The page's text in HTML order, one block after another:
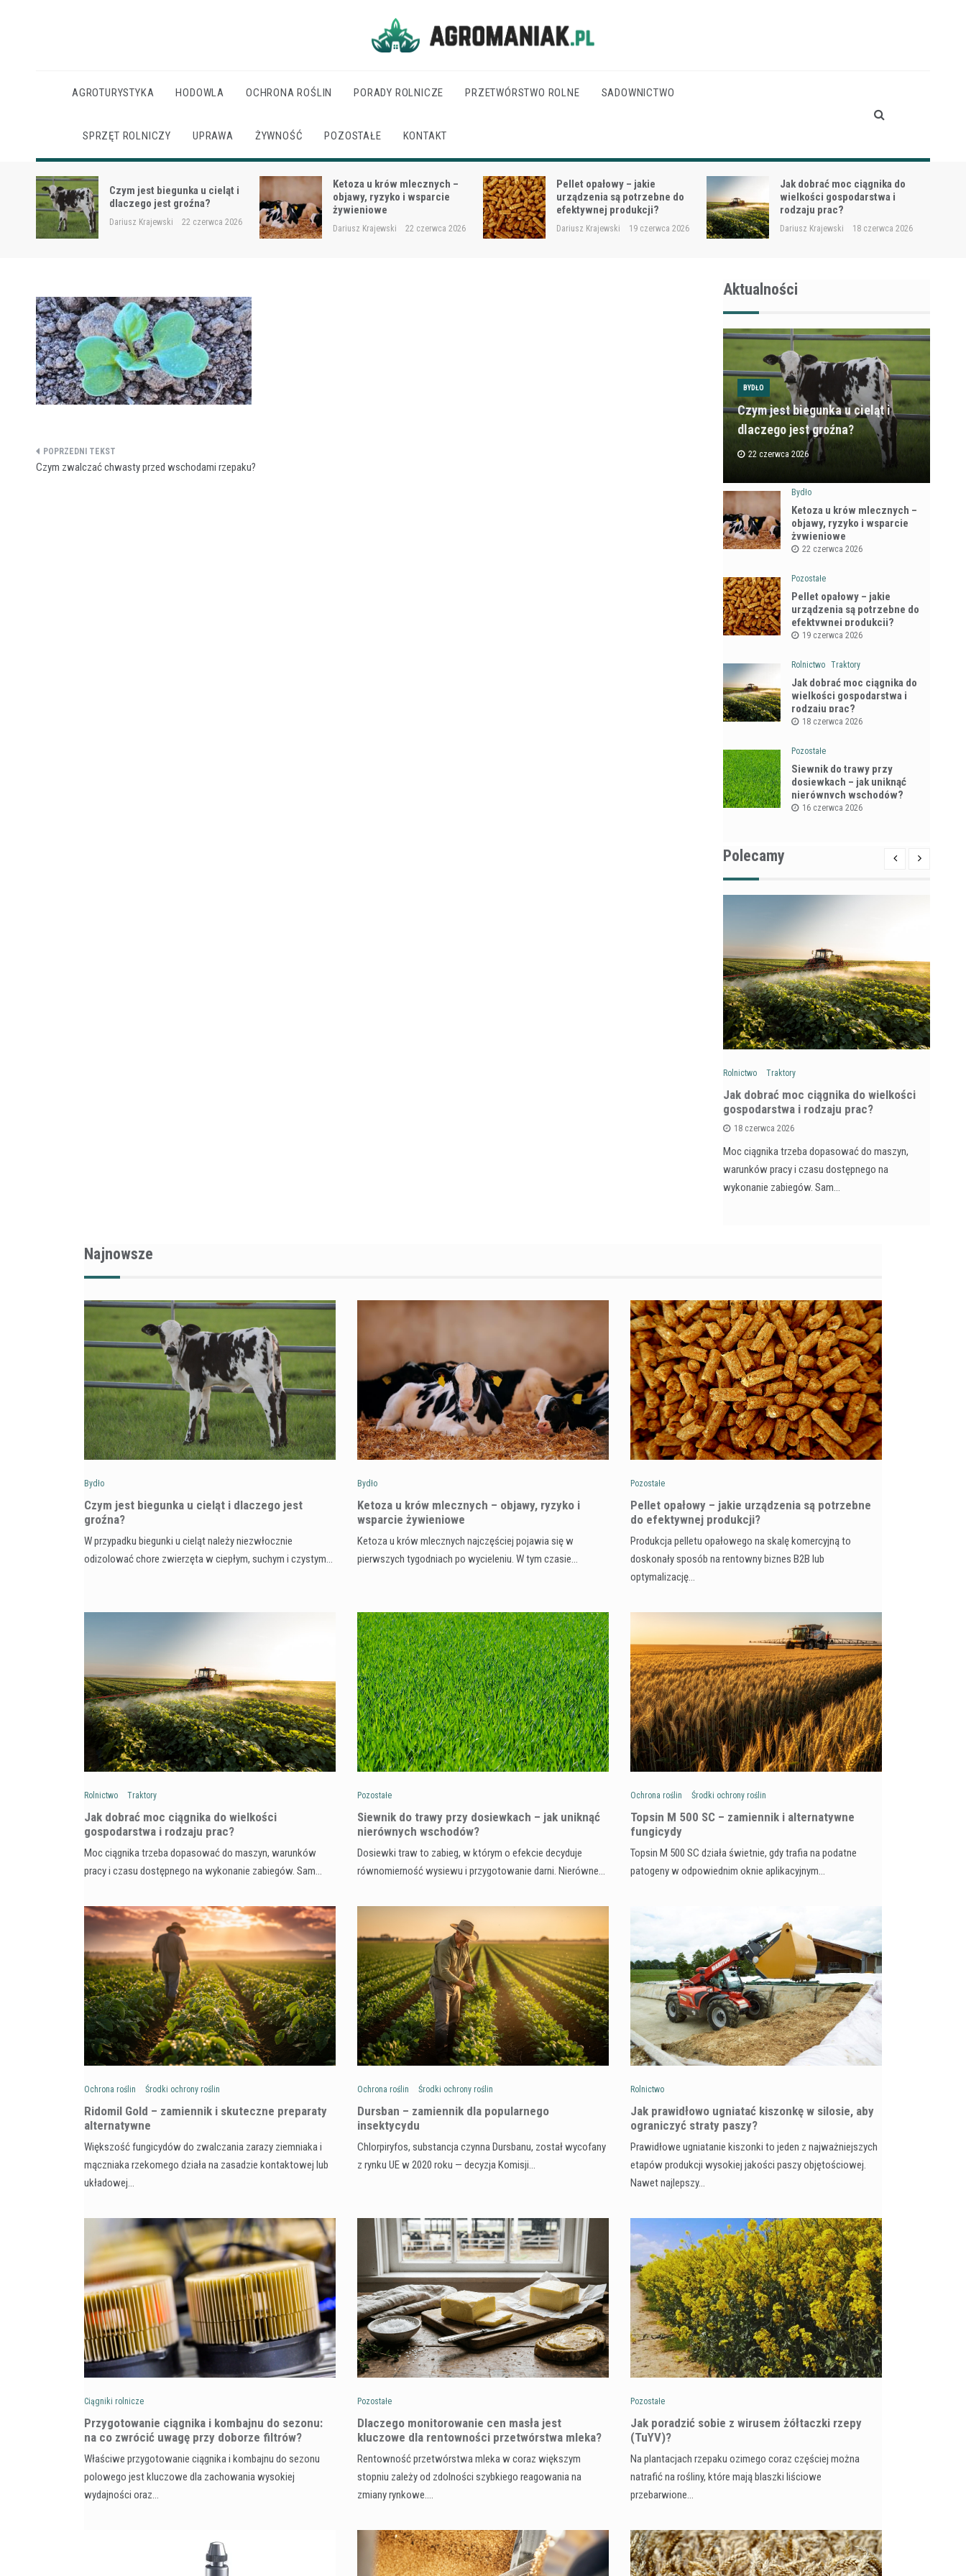
AGROTURYSTYKA HODOWLA OCHRONA ROŚLIN PORADY ROLNICZE PRZETWÓRSTWO ROLNE SADOWNICTWO
SPRZĘT ROLNICZY UPRAWA ŻYWNOŚĆ POZOSTAŁE KONTAKT
Ketoza u krów mlecznych –
objawy, ryzyko i wsparcie
żywieniowe
Dariusz Krajewski
Pellet opałowy – jakie
urządzenia są potrzebne do
efektywnej produkcji?
Dariusz Krajewski 19 czerwca 2026
Jak dobrać moc ciągnika do
wielkości gospodarstwa i
rodzaju prac?
Dariusz Krajewski 18 czerwca 2026
Siewnik do trawy przy
dosiewkach – jak uniknąć
nierównych wschodów?
Dariusz Krajewski 16 czerwca 2026
Nawigacja
​Czym zwalczać chwasty przed wschodami rzepaku?
Aktualności
BYDŁO
Czym jest biegunka u cieląt i
dlaczego jest groźna?
22 czerwca 2026
Bydło
Ketoza u krów mlecznych –
objawy, ryzyko i wsparcie
żywieniowe
22 czerwca 2026
Pozostałe
Pellet opałowy – jakie
urządzenia są potrzebne do
efektywnej produkcji?
19 czerwca 2026
Rolnictwo Traktory
Jak dobrać moc ciągnika do
wielkości gospodarstwa i
rodzaju prac?
18 czerwca 2026
Pozostałe
Siewnik do trawy przy
dosiewkach – jak uniknąć
nierównych wschodów?
16 czerwca 2026
Polecamy
Rolnictwo Traktory
Jak dobrać moc ciągnika do wielkości
gospodarstwa i rodzaju prac?
18 czerwca 2026
Moc ciągnika trzeba dopasować do maszyn,
warunków pracy i czasu dostępnego na
wykonanie zabiegów. Sam…
Najnowsze
Bydło
Czym jest biegunka u cieląt i dlaczego jest
groźna?
W przypadku biegunki u cieląt należy niezwłocznie
odizolować chore zwierzęta w ciepłym, suchym i czystym…
Bydło
Ketoza u krów mlecznych – objawy, ryzyko i
wsparcie żywieniowe
Ketoza u krów mlecznych najczęściej pojawia się w
pierwszych tygodniach po wycieleniu. W tym czasie…
Pozostałe
Pellet opałowy – jakie urządzenia są potrzebne
do efektywnej produkcji?
Produkcja pelletu opałowego na skalę komercyjną to
doskonały sposób na rentowny biznes B2B lub
optymalizację…
Rolnictwo Traktory
Jak dobrać moc ciągnika do wielkości
gospodarstwa i rodzaju prac?
Moc ciągnika trzeba dopasować do maszyn, warunków
pracy i czasu dostępnego na wykonanie zabiegów. Sam…
Pozostałe
Siewnik do trawy przy dosiewkach – jak uniknąć
nierównych wschodów?
Dosiewki traw to zabieg, w którym o efekcie decyduje
równomierność wysiewu i przygotowanie darni. Nierówne…
Ochrona roślin Środki ochrony roślin
Topsin M 500 SC – zamiennik i alternatywne
fungicydy
Topsin M 500 SC działa świetnie, gdy trafia na podatne
patogeny w odpowiednim oknie aplikacyjnym…
Ochrona roślin Środki ochrony roślin
Ridomil Gold – zamiennik i skuteczne preparaty
alternatywne
Większość fungicydów do zwalczania zarazy ziemniaka i
mączniaka rzekomego działa na zasadzie kontaktowej lub
układowej…
Ochrona roślin Środki ochrony roślin
Dursban – zamiennik dla popularnego
insektycydu
Chlorpiryfos, substancja czynna Dursbanu, został wycofany
z rynku UE w 2020 roku — decyzja Komisji…
Rolnictwo
Jak prawidłowo ugniatać kiszonkę w silosie, aby
ograniczyć straty paszy?
Prawidłowe ugniatanie kiszonki to jeden z najważniejszych
etapów produkcji wysokiej jakości paszy objętościowej.
Nawet najlepszy…
Ciągniki rolnicze
Przygotowanie ciągnika i kombajnu do sezonu:
na co zwrócić uwagę przy doborze filtrów?
Właściwe przygotowanie ciągnika i kombajnu do sezonu
polowego jest kluczowe dla zachowania wysokiej
wydajności oraz…
Pozostałe
Dlaczego monitorowanie cen masła jest
kluczowe dla rentowności przetwórstwa mleka?
Rentowność przetwórstwa mleka w coraz większym
stopniu zależy od zdolności szybkiego reagowania na
zmiany rynkowe.…
Pozostałe
​Jak poradzić sobie z wirusem żółtaczki rzepy
(TuYV)?
Na plantacjach rzepaku ozimego coraz częściej można
natrafić na rośliny, które mają blaszki liściowe
przebarwione…